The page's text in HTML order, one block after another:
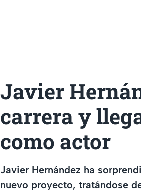
Javier
carrera y
como actor
Javier Hernández ha
nuevo proyecto, tratándose